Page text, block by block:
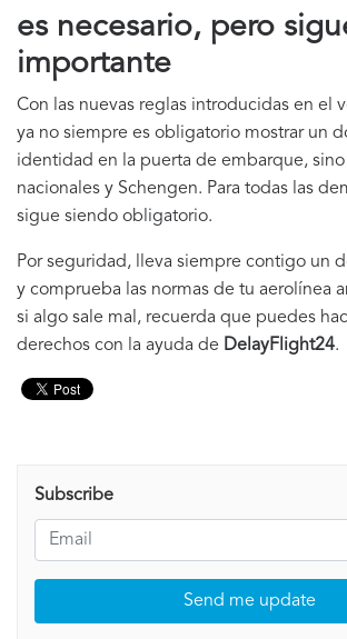
es necesario, pero
importante
Con las nuevas reglas introducidas en el
ya no siempre es obligatorio mostrar un
identidad en la puerta de embarque,
nacionales y Schengen. Para todas las
sigue siendo obligatorio.
Por seguridad, lleva siempre contigo un
y comprueba las normas de tu aerolínea
si algo sale mal, recuerda que puedes
derechos con la ayuda de DelayFlight24.
Subscribe
Send me update